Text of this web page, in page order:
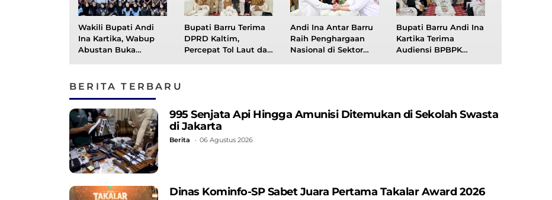
Wakili Bupati Andi
Ina Kartika, Wabup
Abustan Buka
Bupati Barru Terima
DPRD Kaltim,
Percepat Tol Laut dan
Andi Ina Antar Barru
Raih Penghargaan
Nasional di Sektor
Bupati Barru Andi Ina
Kartika Terima
Audiensi BPBPK
BERITA TERBARU
995 Senjata Api Hingga Amunisi Ditemukan di Sekolah Swasta
di Jakarta
Berita 06 Agustus 2026
Dinas Kominfo-SP Sabet Juara Pertama Takalar Award 2026